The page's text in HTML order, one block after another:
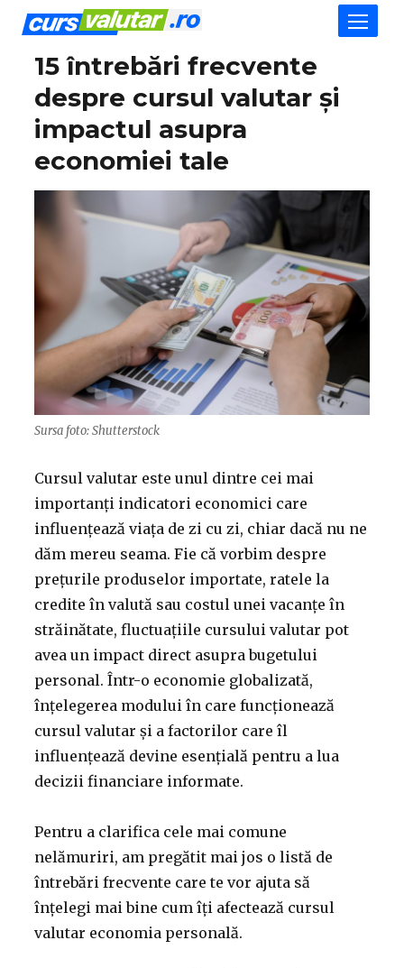
15 întrebări frecvente
despre cursul valutar și
impactul asupra
economiei tale
Sursa foto: Shutterstock
Cursul valutar este unul dintre cei mai
importanți indicatori economici care
influențează viața de zi cu zi, chiar dacă nu ne
dăm mereu seama. Fie că vorbim despre
prețurile produselor importate, ratele la
credite în valută sau costul unei vacanțe în
străinătate, fluctuațiile cursului valutar pot
avea un impact direct asupra bugetului
personal. Într-o economie globalizată,
înțelegerea modului în care funcționează
cursul valutar și a factorilor care îl
influențează devine esențială pentru a lua
decizii financiare informate.
Pentru a clarifica cele mai comune
nelămuriri, am pregătit mai jos o listă de
întrebări frecvente care te vor ajuta să
înțelegi mai bine cum îți afectează cursul
valutar economia personală.